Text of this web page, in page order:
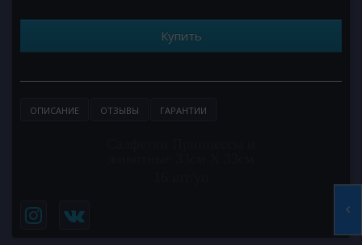
Купить
ОПИСАНИЕ ОТЗЫВЫ ГАРАНТИИ